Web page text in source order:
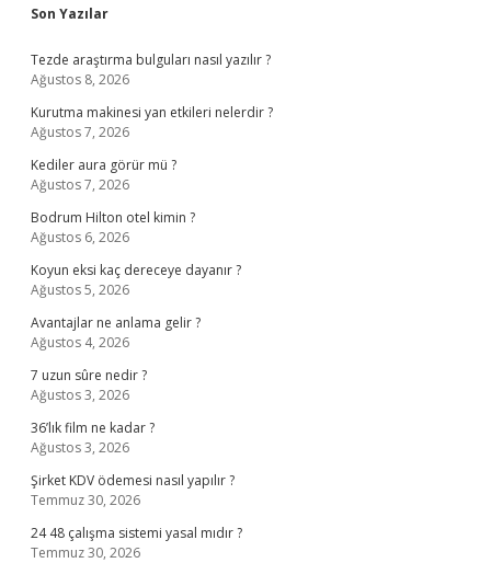
Sidebar
Son Yazılar
Tezde araştırma bulguları nasıl yazılır ?
Ağustos 8, 2026
Kurutma makinesi yan etkileri nelerdir ?
Ağustos 7, 2026
Kediler aura görür mü ?
Ağustos 7, 2026
Bodrum Hilton otel kimin ?
Ağustos 6, 2026
Koyun eksi kaç dereceye dayanır ?
Ağustos 5, 2026
Avantajlar ne anlama gelir ?
Ağustos 4, 2026
7 uzun sûre nedir ?
Ağustos 3, 2026
36’lık film ne kadar ?
Ağustos 3, 2026
Şirket KDV ödemesi nasıl yapılır ?
Temmuz 30, 2026
24 48 çalışma sistemi yasal mıdır ?
Temmuz 30, 2026